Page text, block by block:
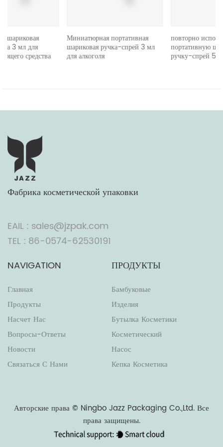
Миниатюрная портативная
шариковая ручка-спрей 3 мл
для алкоголя
повторно используйте
портативную шариковую
ручку-спрей 5 мл
Фабрика косметической упаковки
EAIL : sales@jzpak.com
TEL : 86-0574-62530191
NAVIGATION
Главная
Продукты
Насчет Нас
Вопросы-Ответы
Новости
Связаться С Нами
ПРОДУКТЫ
Бамбуковые
Изделия
Бутылка Косметики
Косметический
Насос
Кепка Косметика
Авторские права © Ningbo Jazz Packaging Co.,Ltd. Все
права защищены.